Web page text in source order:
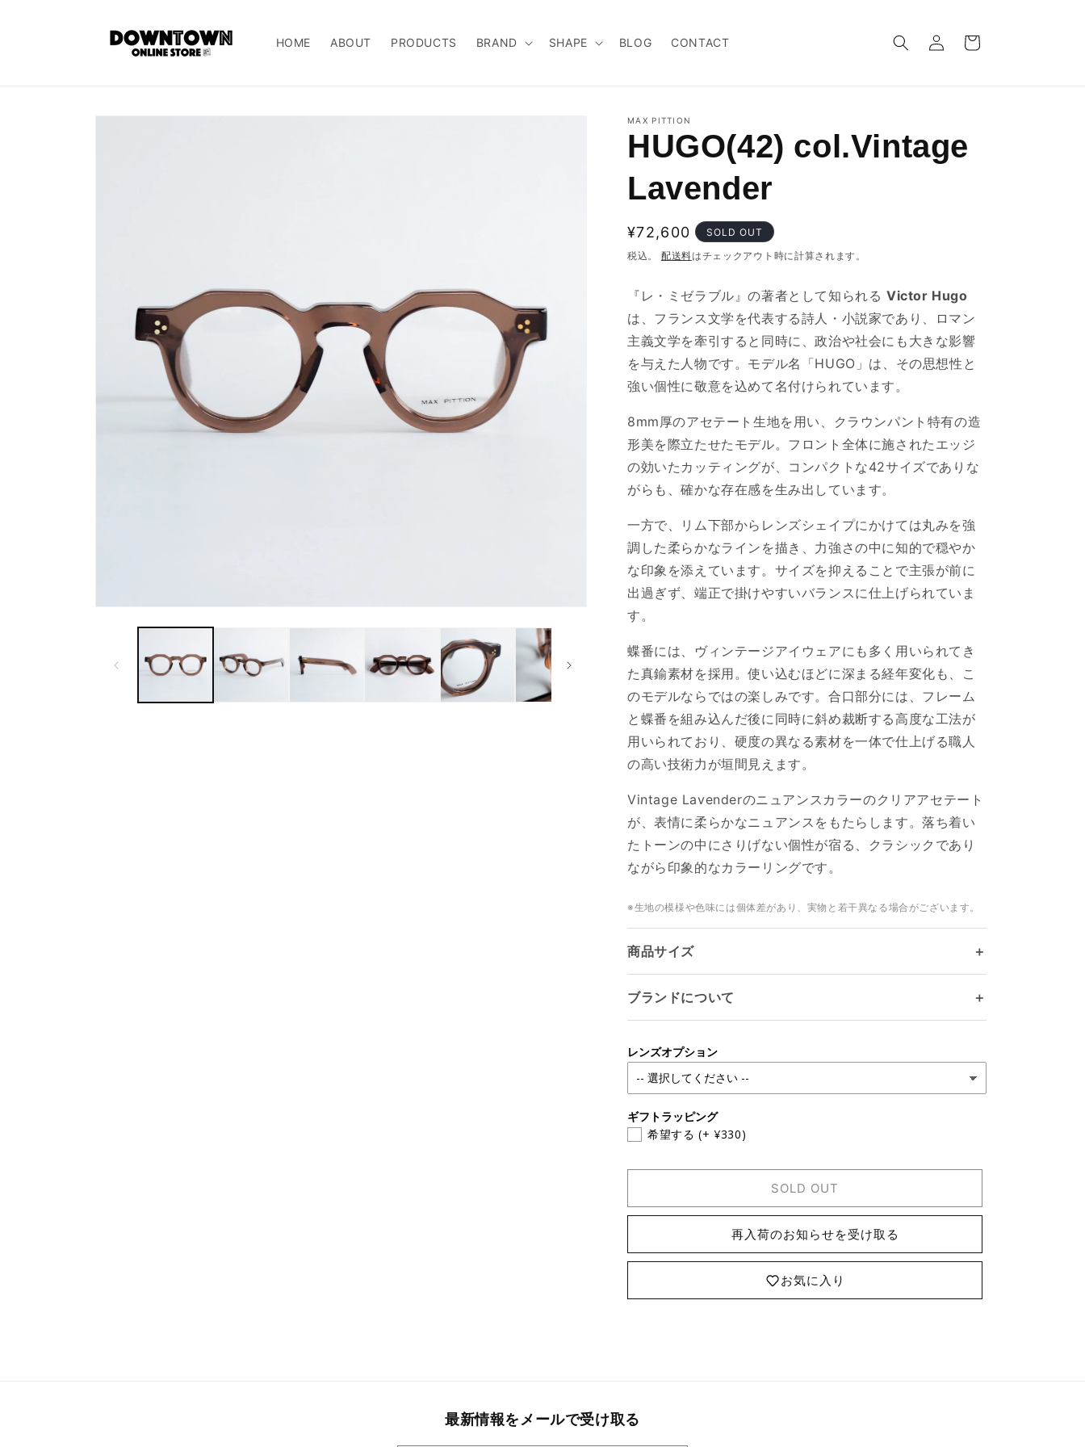
HOME ABOUT PRODUCTS BRAND SHAPE BLOG CONTACT
グ
イ
ー
商品情
MAX PITTION
HUGO(42) col.Vintage
Lavender
通
常
格
¥72,600
SOLD OUT
税込。 配送料はチェックアウト時に計算されます。
『レ・ミゼラブル』の著者として知られる Victor Hugo
は、フランス文学を代表する詩人・小説家であり、ロマン
主義文学を牽引すると同時に、政治や社会にも大きな影響
を与えた人物です。モデル名「HUGO」は、その思想性と
強い個性に敬意を込めて名付けられています。
8mm厚のアセテート生地を用い、クラウンパント特有の造
形美を際立たせたモデル。フロント全体に施されたエッジ
の効いたカッティングが、コンパクトな42サイズでありな
がらも、確かな存在感を生み出しています。
一方で、リム下部からレンズシェイプにかけては丸みを強
調した柔らかなラインを描き、力強さの中に知的で穏やか
な印象を添えています。サイズを抑えることで主張が前に
出過ぎず、端正で掛けやすいバランスに仕上げられていま
す。
蝶番には、ヴィンテージアイウェアにも多く用いられてき
た真鍮素材を採用。使い込むほどに深まる経年変化も、こ
のモデルならではの楽しみです。合口部分には、フレーム
と蝶番を組み込んだ後に同時に斜め裁断する高度な工法が
用いられており、硬度の異なる素材を一体で仕上げる職人
の高い技術力が垣間見えます。
Vintage Lavenderのニュアンスカラーのクリアアセテート
が、表情に柔らかなニュアンスをもたらします。落ち着い
たトーンの中にさりげない個性が宿る、クラシックであり
ながら印象的なカラーリングです。
※生地の模様や色味には個体差があり、実物と若干異なる場合がございます。
商品サイズ ＋
ブランドについて ＋
レンズオプション
ギフトラッピング
希望する (+ ¥330)
SOLD OUT
再入荷のお知らせを受け取る
お気に入り
最新情報をメールで受け取る
アカウントにログインして、お気に入りリストに商品を追加
したり、以前に保存したアイテムを表示したりできます。